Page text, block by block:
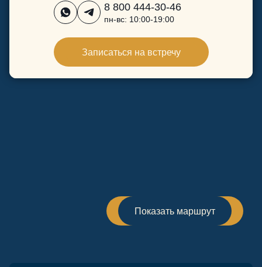
8 800 444-30-46
пн-вс: 10:00-19:00
Записаться на встречу
Показать маршрут